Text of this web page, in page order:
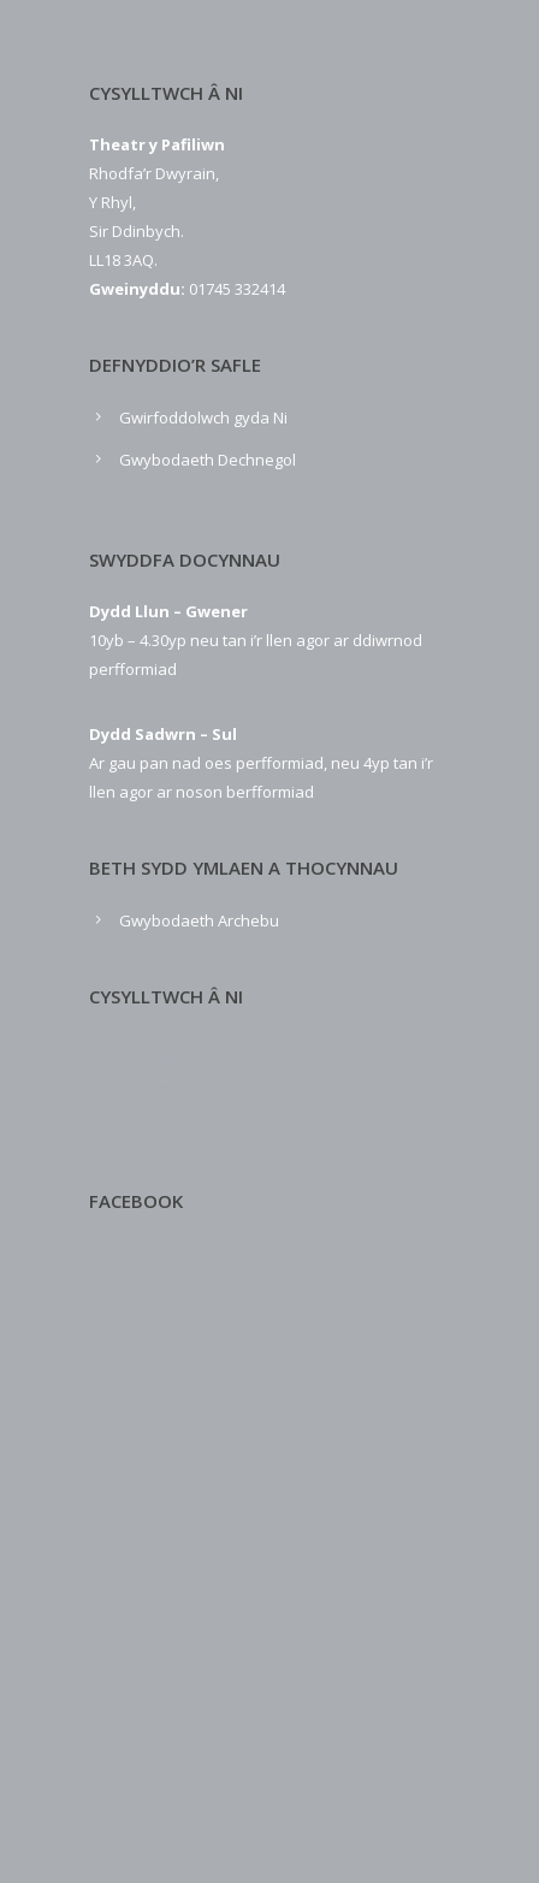
CYSYLLTWCH Â NI
Theatr y Pafiliwn
Rhodfa’r Dwyrain,
Y Rhyl,
Sir Ddinbych.
LL18 3AQ.
Gweinyddu: 01745 332414
DEFNYDDIO’R SAFLE
Gwirfoddolwch gyda Ni
Gwybodaeth Dechnegol
SWYDDFA DOCYNNAU
Dydd Llun – Gwener
10yb – 4.30yp neu tan i’r llen agor ar ddiwrnod
perfformiad
Dydd Sadwrn – Sul
Ar gau pan nad oes perfformiad, neu 4yp tan i’r
llen agor ar noson berfformiad
BETH SYDD YMLAEN A THOCYNNAU
Gwybodaeth Archebu
CYSYLLTWCH Â NI
FACEBOOK